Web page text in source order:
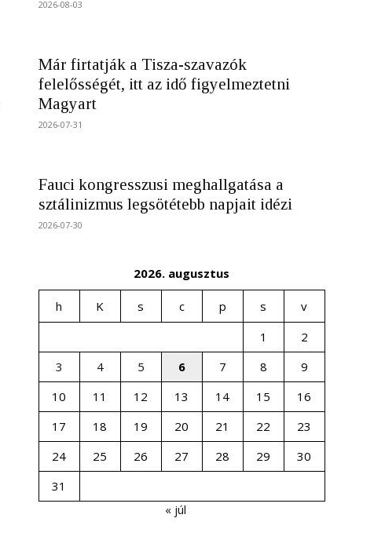
2026-08-03
Már firtatják a Tisza-szavazók
felelősségét, itt az idő figyelmeztetni
Magyart
2026-07-31
Fauci kongresszusi meghallgatása a
sztálinizmus legsötétebb napjait idézi
2026-07-30
2026. augusztus
h K s c p s
v
1
2
3
4 5 6 7 8
9
10
11 12 13 14 15
16
17
18 19 20 21 22
23
24
25 26 27 28 29
30
31
« júl